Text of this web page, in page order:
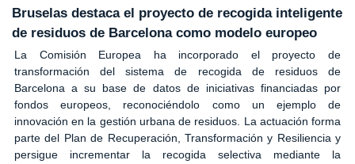
Bruselas destaca el proyecto de recogida inteligente
de residuos de Barcelona como modelo europeo
La Comisión Europea ha incorporado el proyecto de
transformación del sistema de recogida de residuos de
Barcelona a su base de datos de iniciativas financiadas por
fondos europeos, reconociéndolo como un ejemplo de
innovación en la gestión urbana de residuos. La actuación forma
parte del Plan de Recuperación, Transformación y Resiliencia y
persigue incrementar la recogida selectiva mediante la